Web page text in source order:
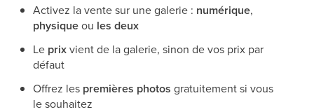
Activez la vente sur une galerie : numérique,
physiqueou les deux
Le prixvient de la galerie, sinon de vos prix par
défaut
Offrez les premières photos gratuitement si vous
le souhaitez